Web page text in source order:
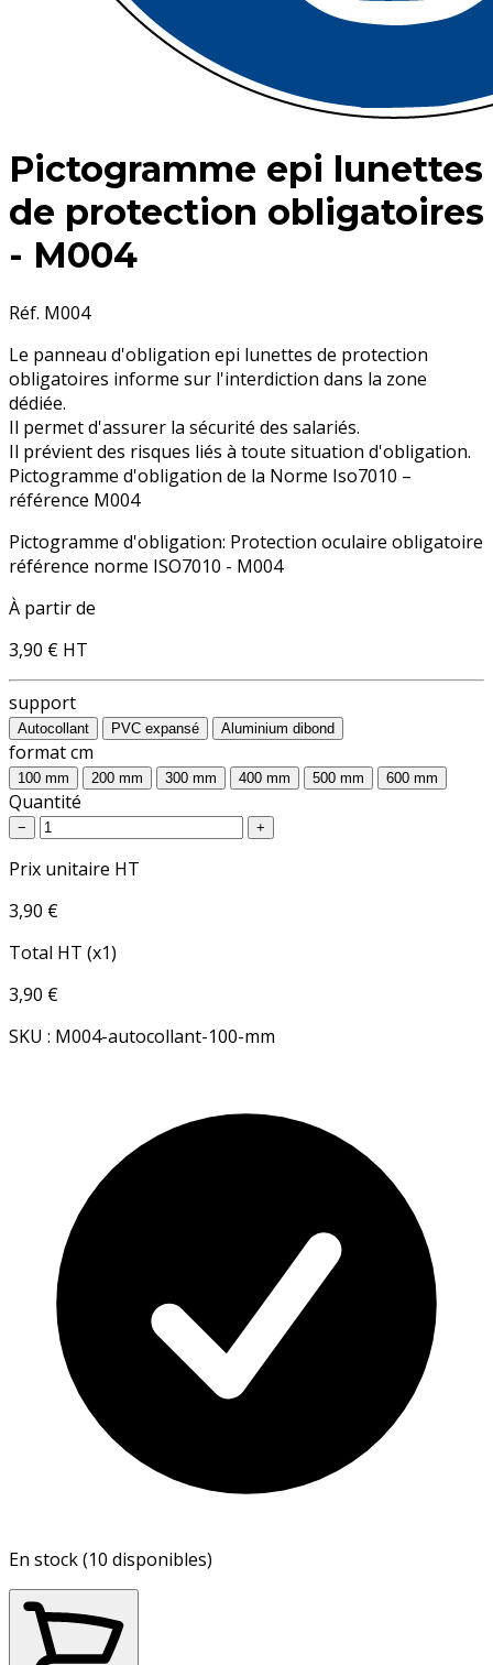
Pictogramme epi lunettes
de protection obligatoires
- M004
Réf. M004
Le panneau d'obligation epi lunettes de protection
obligatoires informe sur l'interdiction dans la zone
dédiée.
Il permet d'assurer la sécurité des salariés.
Il prévient des risques liés à toute situation d'obligation.
Pictogramme d'obligation de la Norme Iso7010 –
référence M004
Pictogramme d'obligation: Protection oculaire obligatoire
référence norme ISO7010 - M004
À partir de
3,90 € HT
support
Autocollant PVC expansé Aluminium dibond
format cm
100 mm 200 mm 300 mm 400 mm 500 mm 600 mm
Quantité
− +
Prix unitaire HT
3,90 €
Total HT (x1)
3,90 €
SKU : M004-autocollant-100-mm
En stock (10 disponibles)